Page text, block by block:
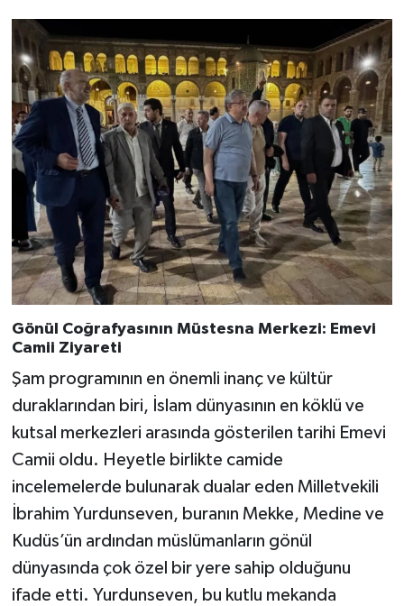
Gönül Coğrafyasının Müstesna Merkezi: Emevi
Camii Ziyareti
Şam programının en önemli inanç ve kültür
duraklarından biri, İslam dünyasının en köklü ve
kutsal merkezleri arasında gösterilen tarihi Emevi
Camii oldu. Heyetle birlikte camide
incelemelerde bulunarak dualar eden Milletvekili
İbrahim Yurdunseven, buranın Mekke, Medine ve
Kudüs’ün ardından müslümanların gönül
dünyasında çok özel bir yere sahip olduğunu
ifade etti. Yurdunseven, bu kutlu mekanda